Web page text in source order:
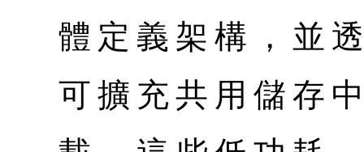
體定義架構，並
可擴充共用儲存